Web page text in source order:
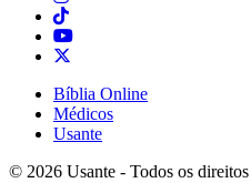
Bíblia Online
Médicos
Usante
© 2026 Usante - Todos os direitos